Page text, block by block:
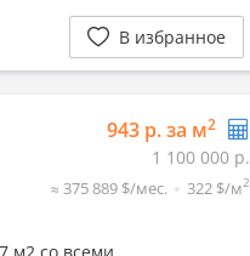
В избранное
943 р. за м2
1 100 000 р.
≈ 375 889 $/мес. 322 $/м2